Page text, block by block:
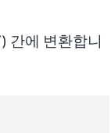
간에 변환합니